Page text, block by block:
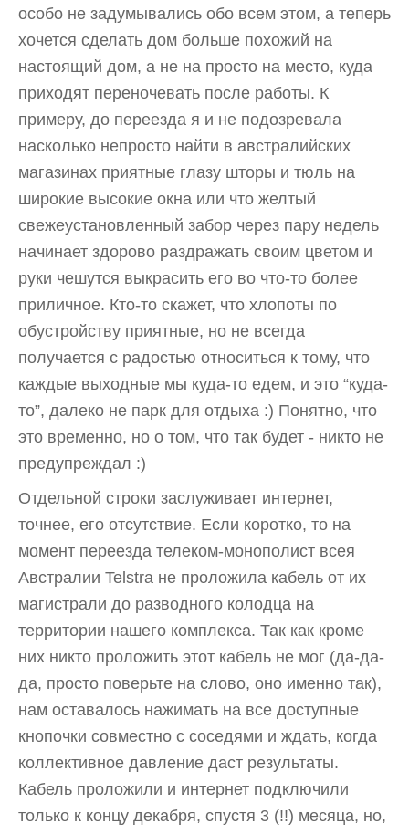
особо не задумывались обо всем этом, а теперь
хочется сделать дом больше похожий на
настоящий дом, а не на просто на место, куда
приходят переночевать после работы. К
примеру, до переезда я и не подозревала
насколько непросто найти в австралийских
магазинах приятные глазу шторы и тюль на
широкие высокие окна или что желтый
свежеустановленный забор через пару недель
начинает здорово раздражать своим цветом и
руки чешутся выкрасить его во что-то более
приличное. Кто-то скажет, что хлопоты по
обустройству приятные, но не всегда
получается с радостью относиться к тому, что
каждые выходные мы куда-то едем, и это “куда-
то”, далеко не парк для отдыха :) Понятно, что
это временно, но о том, что так будет - никто не
предупреждал :)
Отдельной строки заслуживает интернет,
точнее, его отсутствие. Если коротко, то на
момент переезда телеком-монополист всея
Австралии Telstra не проложила кабель от их
магистрали до разводного колодца на
территории нашего комплекса. Так как кроме
них никто проложить этот кабель не мог (да-да-
да, просто поверьте на слово, оно именно так),
нам оставалось нажимать на все доступные
кнопочки совместно с соседями и ждать, когда
коллективное давление даст результаты.
Кабель проложили и интернет подключили
только к концу декабря, спустя 3 (!!) месяца, но,